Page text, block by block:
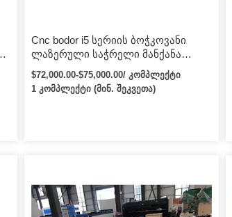
Cnc bodor i5 სერიის ბოჭკოვანი
ლაზერული საჭრელი მანქანა
ლითონის ინდუსტრიისთვის მცირე
ზომის
$72,000.00-$75,000.00/ კომპლექტი
1 კომპლექტი (მინ. შეკვეთა)